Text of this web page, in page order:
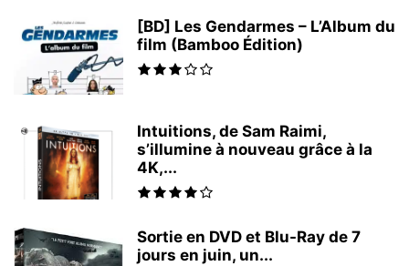
[BD] Les Gendarmes – L’Album du
film (Bamboo Édition)
Intuitions, de Sam Raimi,
s’illumine à nouveau grâce à la
4K,...
Sortie en DVD et Blu-Ray de 7
jours en juin, un...